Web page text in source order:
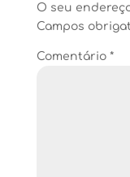
O seu
Campos
Comentário *